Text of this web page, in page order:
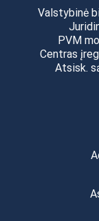
Valstybinė
PVM
Centras
Atsisk.